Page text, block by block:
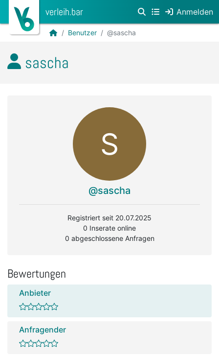
verleih.bar Anmelden
Benutzer @sascha
sascha
S
@sascha
Registriert seit 20.07.2025
0 Inserate online
0 abgeschlossene Anfragen
Bewertungen
Anbieter
Anfragender